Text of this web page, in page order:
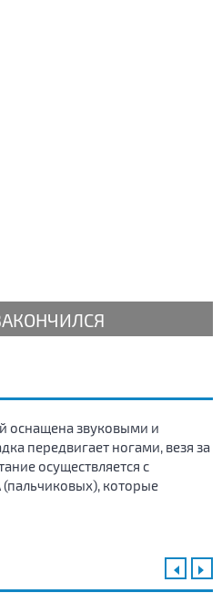
оснащена звуковыми и
передвигает ногами, везя за
осуществляется с
которые